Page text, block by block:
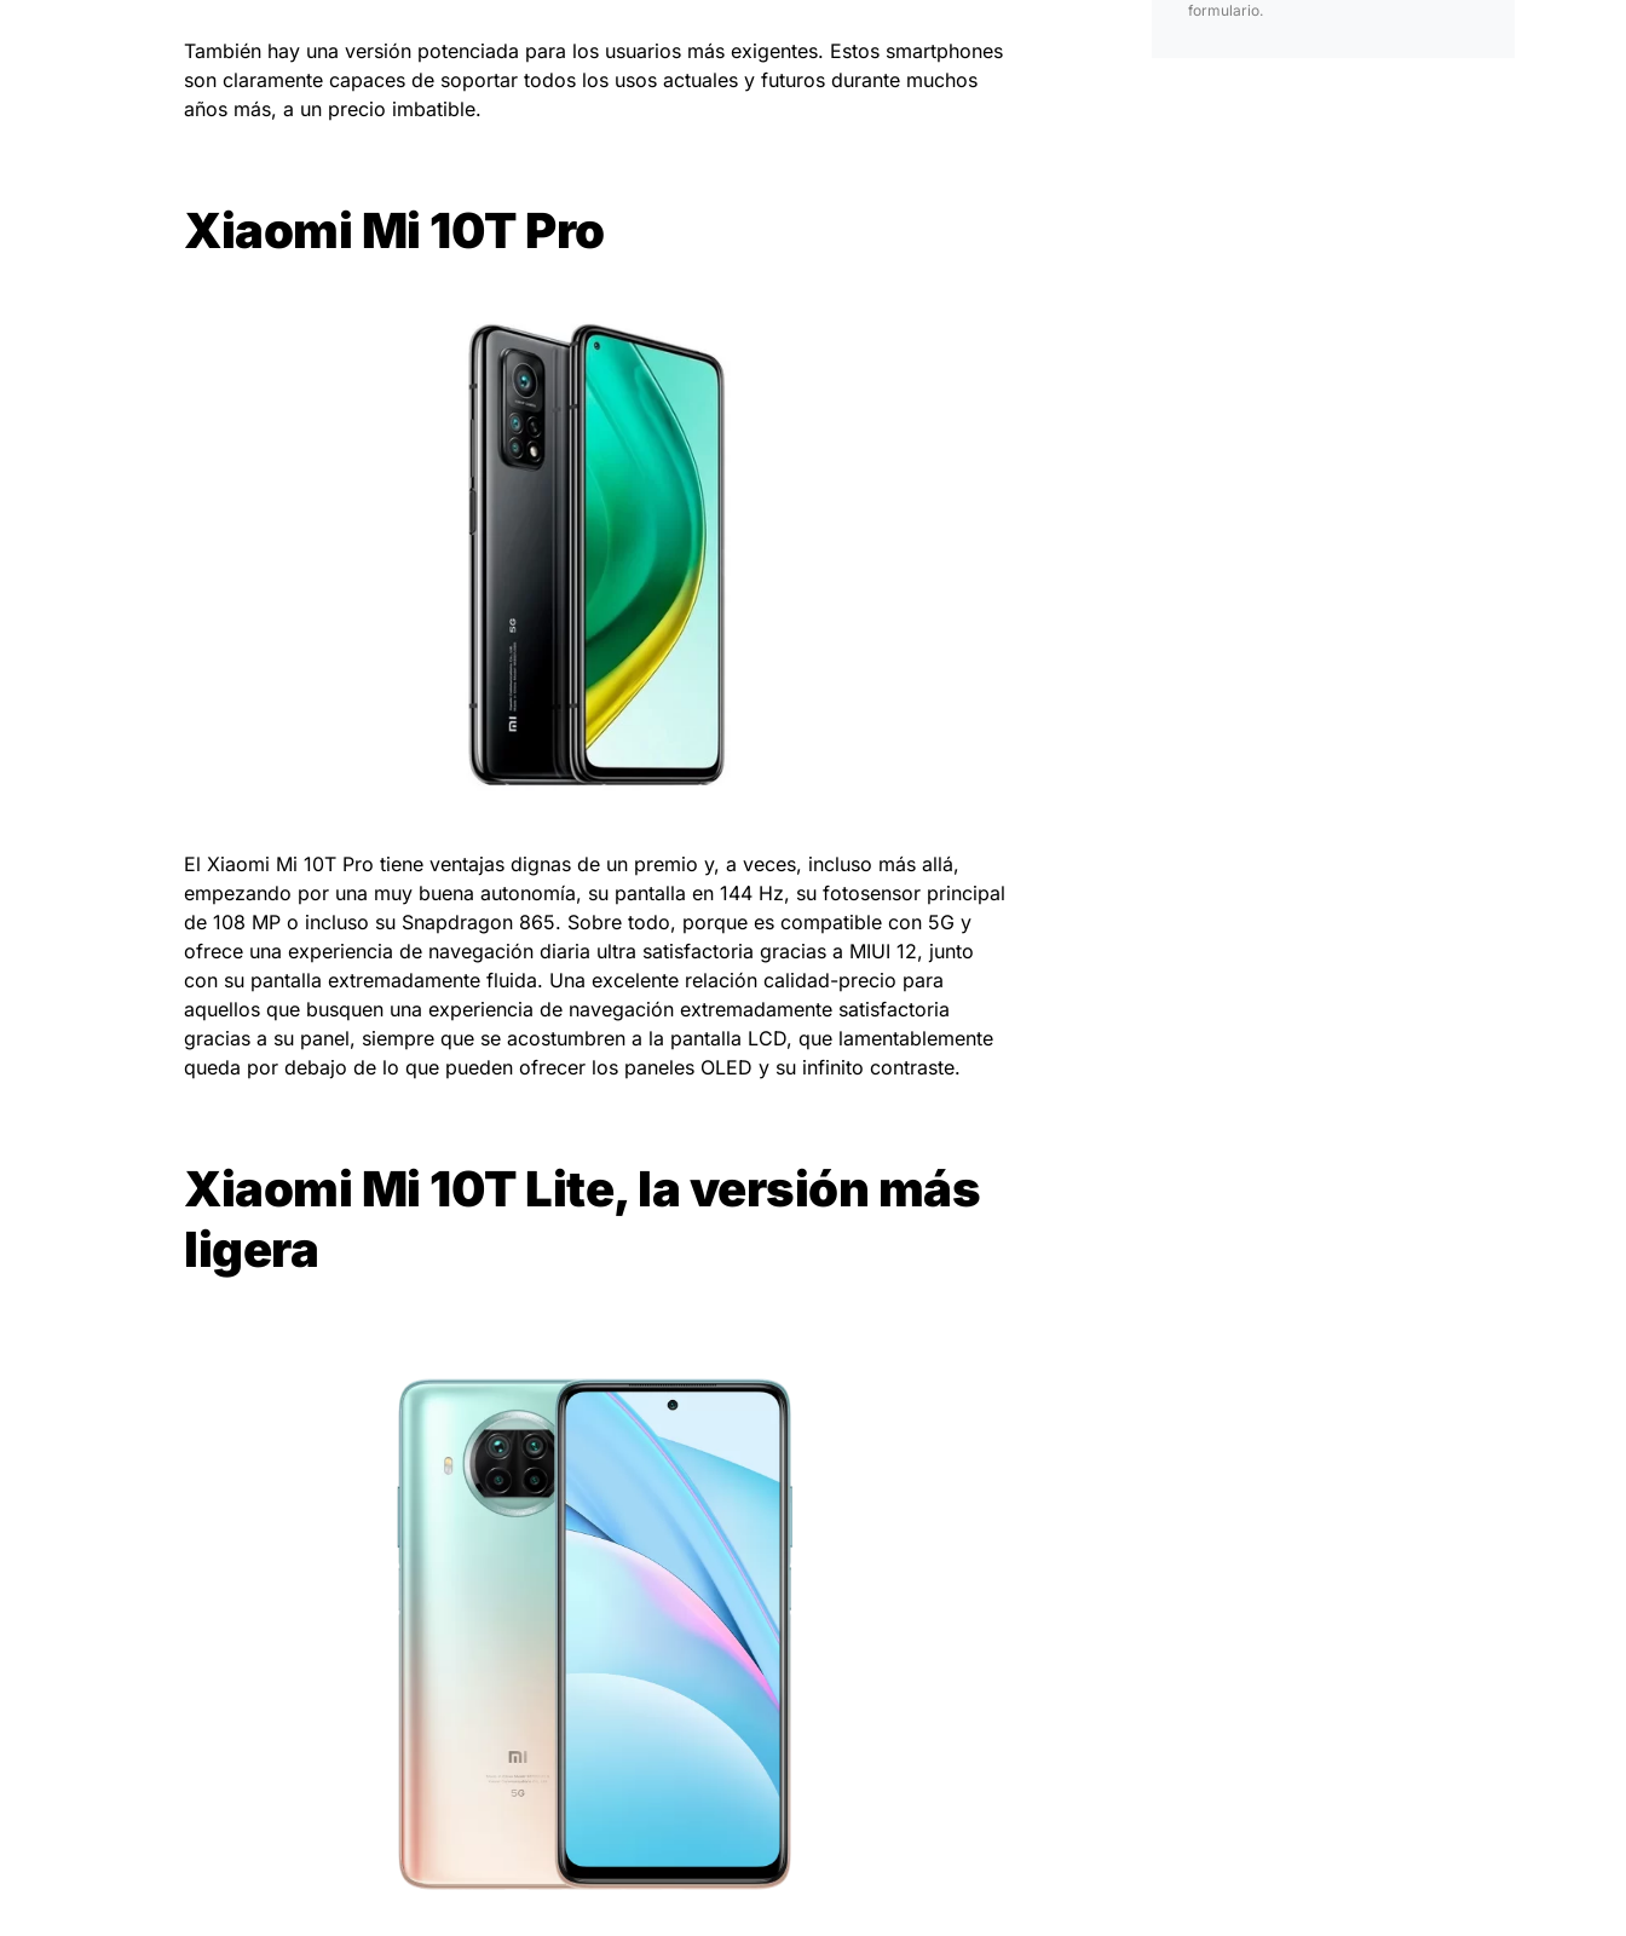
También hay una versión potenciada para los usuarios más exigentes. Estos smartphones
son claramente capaces de soportar todos los usos actuales y futuros durante muchos
años más, a un precio imbatible.
Xiaomi Mi 10T Pro
El Xiaomi Mi 10T Pro tiene ventajas dignas de un premio y, a veces, incluso más allá,
empezando por una muy buena autonomía, su pantalla en 144 Hz, su fotosensor principal
de 108 MP o incluso su Snapdragon 865. Sobre todo, porque es compatible con 5G y
ofrece una experiencia de navegación diaria ultra satisfactoria gracias a MIUI 12, junto
con su pantalla extremadamente fluida. Una excelente relación calidad-precio para
aquellos que busquen una experiencia de navegación extremadamente satisfactoria
gracias a su panel, siempre que se acostumbren a la pantalla LCD, que lamentablemente
queda por debajo de lo que pueden ofrecer los paneles OLED y su infinito contraste.
Xiaomi Mi 10T Lite, la versión más
ligera
formulario.